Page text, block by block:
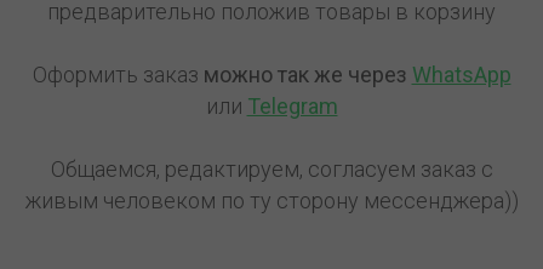
предварительно положив товары в корзину
Оформить заказ можно так же через WhatsApp
или Telegram
Общаемся, редактируем, согласуем заказ с
живым человеком по ту сторону мессенджера))